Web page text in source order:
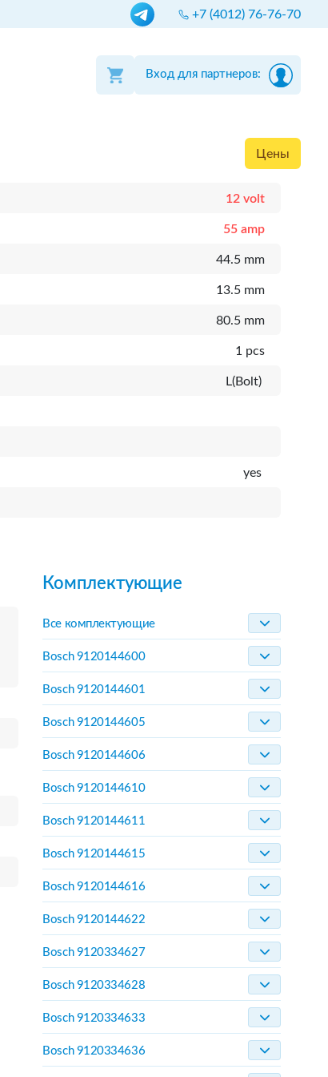
+7 (4012) 76-76-70
Вход для партнеров:
Цены
12 volt
55 amp
44.5 mm
13.5 mm
80.5 mm
1 pcs
L(Bolt)
yes
Комплектующие
Все комплектующие
Bosch 9120144600
Bosch 9120144601
Bosch 9120144605
Bosch 9120144606
Bosch 9120144610
Bosch 9120144611
Bosch 9120144615
Bosch 9120144616
Bosch 9120144622
Bosch 9120334627
Bosch 9120334628
Bosch 9120334633
Bosch 9120334636